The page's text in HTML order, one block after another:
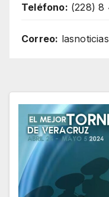
Teléfono: (228) 8
Correo: